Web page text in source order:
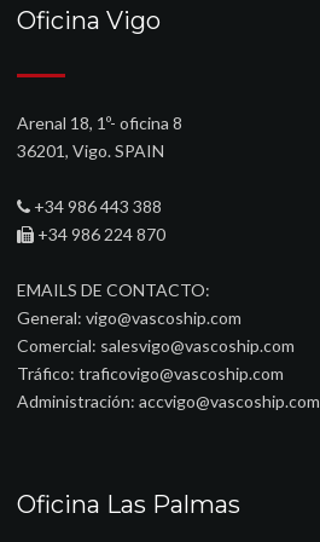
Oficina Vigo
Arenal 18, 1º- oficina 8
36201, Vigo. SPAIN
+34 986 443 388
+34 986 224 870
EMAILS DE CONTACTO:
General: vigo@vascoship.com
Comercial: salesvigo@vascoship.com
Tráfico: traficovigo@vascoship.com
Administración: accvigo@vascoship.com
Oficina Las Palmas